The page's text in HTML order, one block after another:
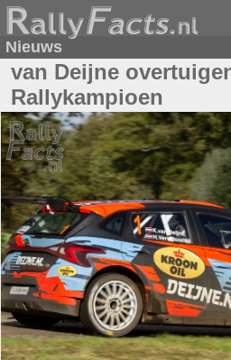
Nieuws
van Deijne
Rallykampioen